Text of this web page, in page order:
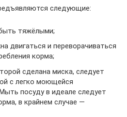
следующие:
тяжёлыми;
двигаться и переворачиваться
корма;
сделана миска, следует
с легко моющейся
посуду в идеале следует
в крайнем случае —